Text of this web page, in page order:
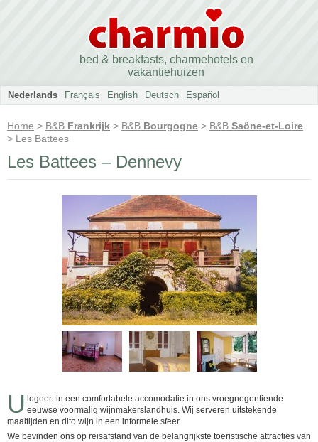
bed & breakfasts, charmehotels en
vakantiehuizen
Nederlands Français English Deutsch Español
Home > B&B Frankrijk > B&B Bourgogne > B&B Saône-et-Loire
> Les Battees
Les Battees – Dennevy
U logeert in een comfortabele accomodatie in ons vroegnegentiende
eeuwse voormalig wijnmakerslandhuis. Wij serveren uitstekende
maaltijden en dito wijn in een informele sfeer.
We bevinden ons op reisafstand van de belangrijkste toeristische attracties van